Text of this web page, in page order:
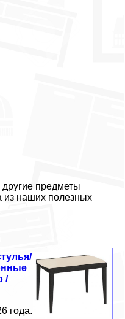
предметы
из наших полезных
/
года.